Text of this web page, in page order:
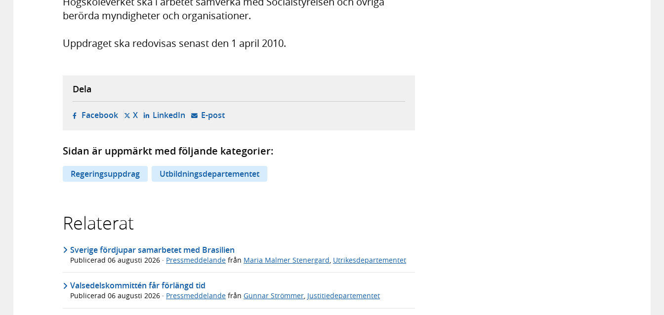
berörda myndigheter och organisationer.
Uppdraget ska redovisas senast den 1 april 2010.
Dela
Facebook- öppnas i ny flik, extern webbplats,
X- öppnas i ny flik, extern webbplats,
LinkedIn- öppnas i ny flik, extern webbplats,
E-post- öppnar din e-postklient,
Sidan är uppmärkt med följande kategorier:
Regeringsuppdrag Utbildningsdepartementet
Relaterat
Sverige fördjupar samarbetet med Brasilien
Publicerad 06 augusti 2026 · Pressmeddelande från Maria Malmer Stenergard Utrikesdepartementet
Valsedelskommittén får förlängd tid
Publicerad 06 augusti 2026 · Pressmeddelande från Gunnar Strömmer, Justitiedepartementet